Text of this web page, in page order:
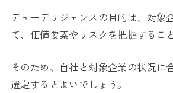
デューデリジェンスの目的は、対象
て、価値要素やリスクを把握するこ
そのため、自社と対象企業の状況に
選定するとよいでしょう。